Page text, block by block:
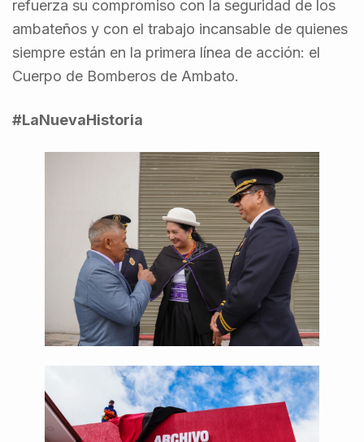
refuerza su compromiso con la seguridad de los
ambateños y con el trabajo incansable de quienes
siempre están en la primera línea de acción: el
Cuerpo de Bomberos de Ambato.
#LaNuevaHistoria